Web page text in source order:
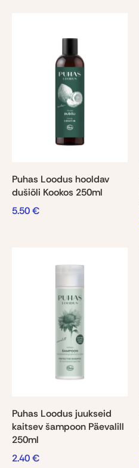
Puhas Loodus hooldav
dušiõli Kookos 250ml
5.50€
Puhas Loodus juukseid
kaitsev šampoon Päevalill
250ml
2.40€